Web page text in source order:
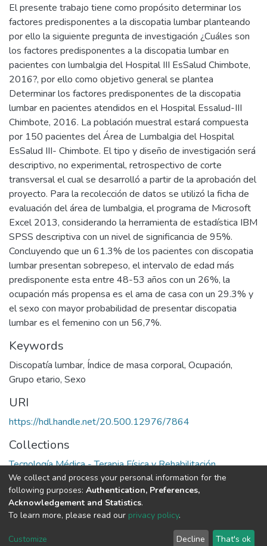
El presente trabajo tiene como propósito determinar los
factores predisponentes a la discopatia lumbar planteando
por ello la siguiente pregunta de investigación ¿Cuáles son
los factores predisponentes a la discopatia lumbar en
pacientes con lumbalgia del Hospital III EsSalud Chimbote,
2016?, por ello como objetivo general se plantea
Determinar los factores predisponentes de la discopatia
lumbar en pacientes atendidos en el Hospital Essalud-III
Chimbote, 2016. La población muestral estará compuesta
por 150 pacientes del Área de Lumbalgia del Hospital
EsSalud III- Chimbote. El tipo y diseño de investigación será
descriptivo, no experimental, retrospectivo de corte
transversal el cual se desarrolló a partir de la aprobación del
proyecto. Para la recolección de datos se utilizó la ficha de
evaluación del área de lumbalgia, el programa de Microsoft
Excel 2013, considerando la herramienta de estadística IBM
SPSS descriptiva con un nivel de significancia de 95%.
Concluyendo que un 61.3% de los pacientes con discopatia
lumbar presentan sobrepeso, el intervalo de edad más
predisponente esta entre 48-53 años con un 26%, la
ocupación más propensa es el ama de casa con un 29.3% y
el sexo con mayor probabilidad de presentar discopatia
lumbar es el femenino con un 56,7%.
Keywords
Discopatía lumbar, Índice de masa corporal, Ocupación,
Grupo etario, Sexo
URI
https://hdl.handle.net/20.500.12976/7864
Collections
Tecnología Médica - Terapia Física y Rehabilitación
Full item page
DSpace software copyright © 2002-2026
Cookie
End User
Send
We collect and process your personal information for the
following purposes: Authentication, Preferences,
Acknowledgement and Statistics.
To learn more, please read our privacy policy.
Customize Decline That's ok